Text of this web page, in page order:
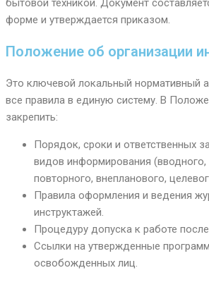
бытовой техникой. Документ
форме и утверждается приказом.
Положение об организации
Это ключевой локальный нормативный
все правила в единую систему. В
закрепить:
Порядок, сроки и ответственных
видов информирования (вводного,
повторного, внепланового,
Правила оформления и ведения
инструктажей.
Процедуру допуска к работе
Ссылки на утвержденные
освобожденных лиц.